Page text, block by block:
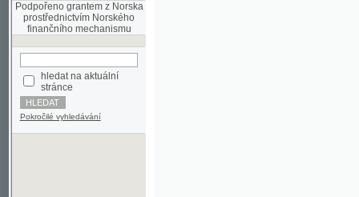
hledat na aktuální
stránce
Pokročilé vyhledávání